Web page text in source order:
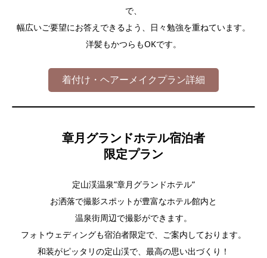
で、
幅広いご要望にお答えできるよう、日々勉強を重ねています。
洋髪もかつらもOKです。
着付け・ヘアーメイクプラン詳細
章月グランドホテル宿泊者
限定プラン
定山渓温泉”章月グランドホテル”
お洒落で撮影スポットが豊富なホテル館内と
温泉街周辺で撮影ができます。
フォトウェディングも宿泊者限定で、ご案内しております。
和装がピッタリの定山渓で、最高の思い出づくり！